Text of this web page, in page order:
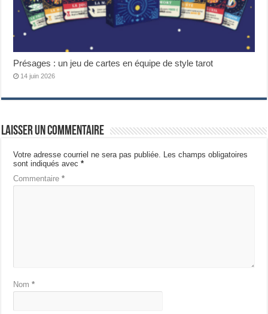
Présages : un jeu de cartes en équipe de style tarot
14 juin 2026
Laisser un commentaire
Votre adresse courriel ne sera pas publiée.
Les champs obligatoires
sont indiqués avec*
Commentaire*
Nom*